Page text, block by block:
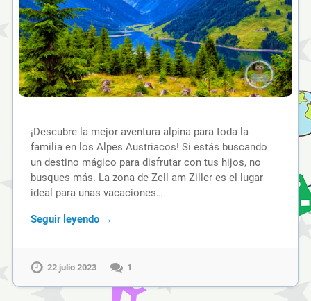
¡Descubre la mejor aventura alpina para toda la
familia en los Alpes Austriacos! Si estás buscando
un destino mágico para disfrutar con tus hijos, no
busques más. La zona de Zell am Ziller es el lugar
ideal para unas vacaciones…
Seguir leyendo →
22 julio 2023 1